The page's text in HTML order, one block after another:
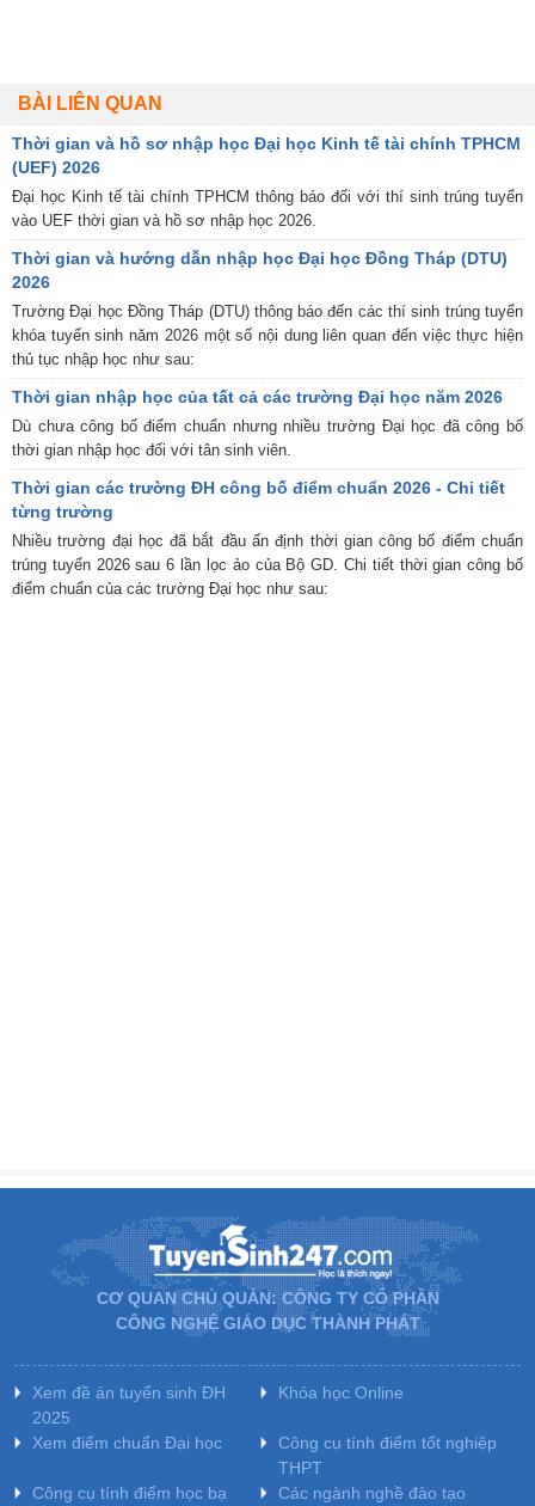
BÀI LIÊN QUAN
Thời gian và hồ sơ nhập học Đại học Kinh tế tài chính TPHCM
(UEF) 2026
Đại học Kinh tế tài chính TPHCM thông báo đối với thí sinh trúng tuyển
vào UEF thời gian và hồ sơ nhập học 2026.
Thời gian và hướng dẫn nhập học Đại học Đồng Tháp (DTU)
2026
Trường Đại học Đồng Tháp (DTU) thông báo đến các thí sinh trúng tuyển
khóa tuyển sinh năm 2026 một số nội dung liên quan đến việc thực hiện
thủ tục nhập học như sau:
Thời gian nhập học của tất cả các trường Đại học năm 2026
Dù chưa công bố điểm chuẩn nhưng nhiều trường Đại học đã công bố
thời gian nhập học đối với tân sinh viên.
Thời gian các trường ĐH công bố điểm chuẩn 2026 - Chi tiết
từng trường
Nhiều trường đại học đã bắt đầu ấn định thời gian công bố điểm chuẩn
trúng tuyển 2026 sau 6 lần lọc ảo của Bộ GD. Chi tiết thời gian công bố
điểm chuẩn của các trường Đại học như sau:
CƠ QUAN CHỦ QUẢN: CÔNG TY CỔ PHẦN
CÔNG NGHỆ GIÁO DỤC THÀNH PHÁT
Xem đề án tuyển sinh ĐH
2025
Khóa học Online
Xem điểm chuẩn Đại học
Công cụ tính điểm tốt nghiệp
THPT
Công cụ tính điểm học bạ
Các ngành nghề đào tạo